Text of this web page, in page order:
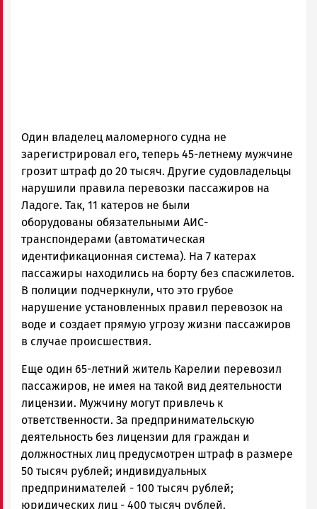
Один владелец маломерного судна не
зарегистрировал его, теперь 45-летнему мужчине
грозит штраф до 20 тысяч. Другие судовладельцы
нарушили правила перевозки пассажиров на
Ладоге. Так, 11 катеров не были
оборудованы обязательными АИС-
транспондерами (автоматическая
идентификационная система). На 7 катерах
пассажиры находились на борту без спасжилетов.
В полиции подчеркнули, что это грубое
нарушение установленных правил перевозок на
воде и создает прямую угрозу жизни пассажиров
в случае происшествия.
Еще один 65-летний житель Карелии перевозил
пассажиров, не имея на такой вид деятельности
лицензии. Мужчину могут привлечь к
ответственности. За предпринимательскую
деятельность без лицензии для граждан и
должностных лиц предусмотрен штраф в размере
50 тысяч рублей; индивидуальных
предпринимателей - 100 тысяч рублей;
юридических лиц - 400 тысяч рублей.